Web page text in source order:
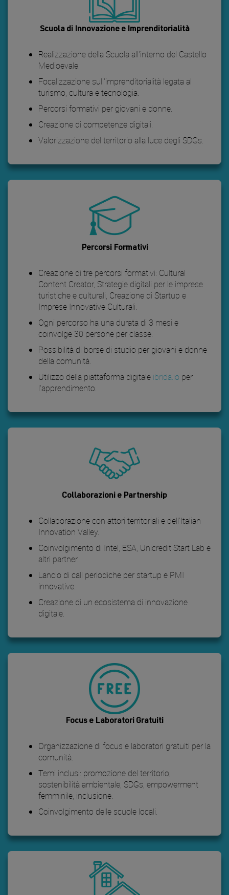
Scuola di Innovazione e Imprenditorialità
Realizzazione della Scuola all'interno del Castello
Medioevale.
Focalizzazione sull'imprenditorialità legata al
turismo, cultura e tecnologia.
Percorsi formativi per giovani e donne.
Creazione di competenze digitali.
Valorizzazione del territorio alla luce degli SDGs.
Percorsi Formativi
Creazione di tre percorsi formativi: Cultural
Content Creator, Strategie digitali per le imprese
turistiche e culturali, Creazione di Startup e
Imprese Innovative Culturali.
Ogni percorso ha una durata di 3 mesi e
coinvolge 30 persone per classe.
Possibilità di borse di studio per giovani e donne
della comunità.
Utilizzo della piattaforma digitale ibrida.io per
l'apprendimento.
Collaborazioni e Partnership
Collaborazione con attori territoriali e dell'Italian
Innovation Valley.
Coinvolgimento di Intel, ESA, Unicredit Start Lab e
altri partner.
Lancio di call periodiche per startup e PMI
innovative.
Creazione di un ecosistema di innovazione
digitale.
Focus e Laboratori Gratuiti
Organizzazione di focus e laboratori gratuiti per la
comunità.
Temi inclusi: promozione del territorio,
sostenibilità ambientale, SDGs, empowerment
femminile, inclusione.
Coinvolgimento delle scuole locali.